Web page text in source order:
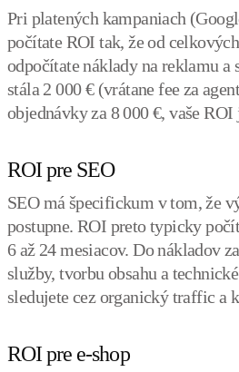
Pri platených kampaniach
počítate ROI tak, že od
odpočítate náklady na reklamu a
stála 2 000 € (vrátane fee za
objednávky za 8 000 €, vaše ROI
ROI pre SEO
SEO má špecifickum v tom, že
postupne. ROI preto typicky
6 až 24 mesiacov. Do nákladov
služby, tvorbu obsahu a
sledujete cez organický traffic a
ROI pre e-shop